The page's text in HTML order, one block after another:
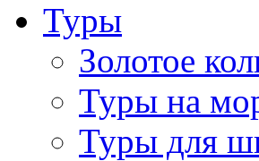
Туры
Золотое
Туры на
Туры для